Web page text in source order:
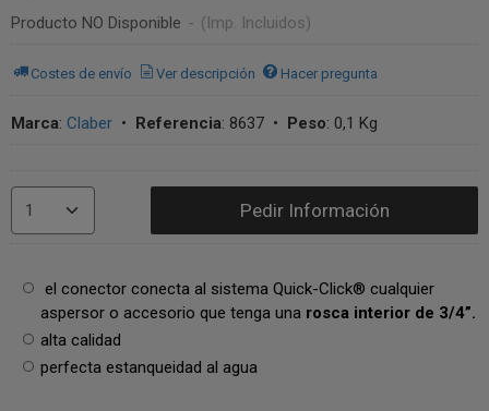
Producto NO Disponible - (Imp. Incluidos)
Costes de envío Ver descripción Hacer pregunta
Marca: Claber • Referencia: 8637 • Peso: 0,1 Kg
Pedir Información
el conector conecta al sistema Quick-Click® cualquier
aspersor o accesorio que tenga una rosca interior de 3/4”.
alta calidad
perfecta estanqueidad al agua